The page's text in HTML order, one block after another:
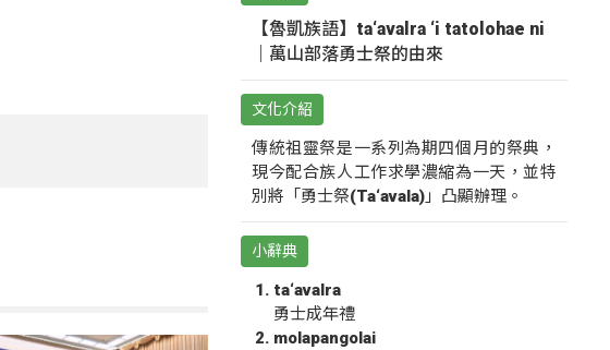
【魯凱族語】ta‘avalra ‘i tatolohae ni
｜萬山部落勇士祭的由來
文化介紹
傳統祖靈祭是一系列為期四個月的祭典，
現今配合族人工作求學濃縮為一天，並特
別將「勇士祭(Ta‘avala)」凸顯辦理。
小辭典
ta‘avalra
勇士成年禮
molapangolai